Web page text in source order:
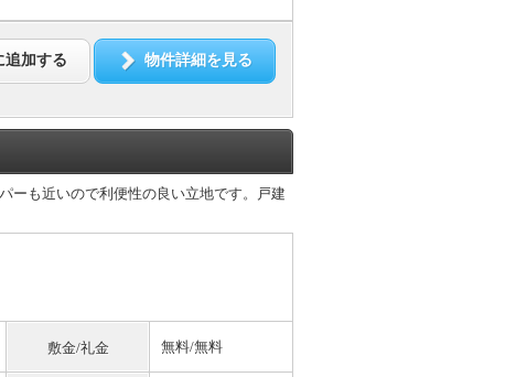
追加する 物件詳細を見る
ーも近いので利便性の良い立地です。戸建
敷金/礼金 無料/無料